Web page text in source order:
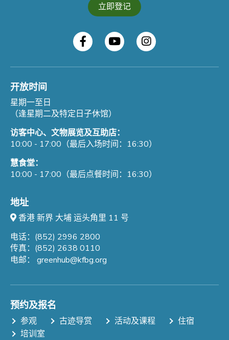
立即登记
开放时间
星期一至日
（逢星期二及特定日子休馆）
访客中心、文物展览及互助店：
10:00 - 17:00（最后入场时间：16:30）
慧食堂：
10:00 - 17:00（最后点餐时间：16:30）
地址
香港 新界 大埔 运头角里 11 号
电话：(852) 2996 2800
传真：(852) 2638 0110
电邮： greenhub@kfbg.org
预约及报名
参观 古迹导赏 活动及课程
住宿
培训室